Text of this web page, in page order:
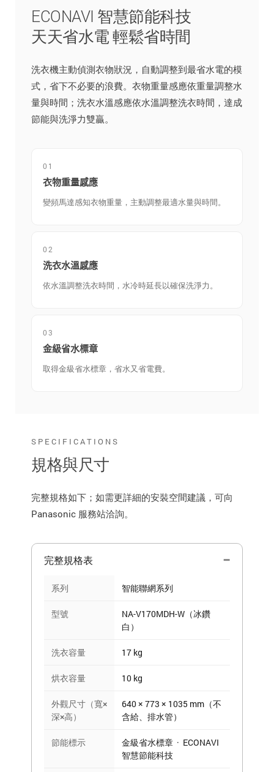
ECONAVI 智慧節能科技
天天省水電 輕鬆省時間
洗衣機主動偵測衣物狀況，自動調整到最省水電的模
式，省下不必要的浪費。衣物重量感應依重量調整水
量與時間；洗衣水溫感應依水溫調整洗衣時間，達成
節能與洗淨力雙贏。
01
衣物重量感應
變頻馬達感知衣物重量，主動調整最適水量與時間。
02
洗衣水溫感應
依水溫調整洗衣時間，水冷時延長以確保洗淨力。
03
金級省水標章
取得金級省水標章，省水又省電費。
SPECIFICATIONS
規格與尺寸
完整規格如下；如需更詳細的安裝空間建議，可向
Panasonic 服務站洽詢。
完整規格表
系列 智能聯網系列
型號
NA-V170MDH-W（冰鑽
白）
洗衣容量 17 kg
烘衣容量 10 kg
外觀尺寸（寬×
深×高）
640 × 773 × 1035 mm（不
含給、排水管）
節能標示
金級省水標章 · ECONAVI
智慧節能科技